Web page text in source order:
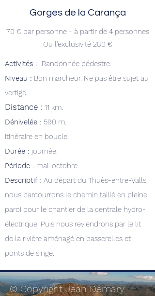
Gorges de la Carança
70 € par personne - à partir de 4 personnes
Ou l'exclusivité 280 €
Activités : Randonnée pédestre.
Niveau : Bon marcheur. Ne pas être sujet au
vertige.
Distance : 11 km.
Dénivelée : 590 m.
Itinéraire en boucle.
Durée : journée.
Période : mai-octobre.
Descriptif : Au départ du Thuès-entre-Valls,
nous parcourrons le chemin taillé en pleine
paroi pour le chantier de la centrale hydro-
électrique. Puis nous reviendrons par le lit
de la rivière aménagé en passerelles et
ponts de singe.
© Copyright Jean Demary